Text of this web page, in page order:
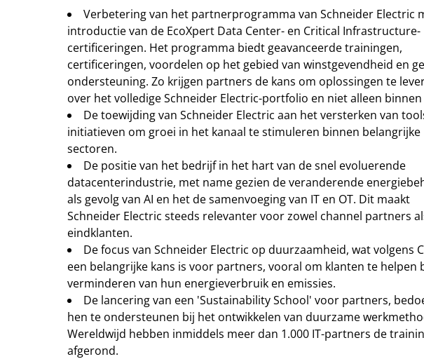
Verbetering van het partnerprogramma van Schneider Electric
introductie van de EcoXpert Data Center- en Critical Infrastructure-
certificeringen. Het programma biedt geavanceerde trainingen,
certificeringen, voordelen op het gebied van winstgevendheid en
ondersteuning. Zo krijgen partners de kans om oplossingen te
over het volledige Schneider Electric-portfolio en niet alleen binnen
De toewijding van Schneider Electric aan het versterken van
initiatieven om groei in het kanaal te stimuleren binnen belangrijke
sectoren.
De positie van het bedrijf in het hart van de snel evoluerende
datacenterindustrie, met name gezien de veranderende
als gevolg van AI en het de samenvoeging van IT en OT. Dit maakt
Schneider Electric steeds relevanter voor zowel channel partners
eindklanten.
De focus van Schneider Electric op duurzaamheid, wat volgens
een belangrijke kans is voor partners, vooral om klanten te helpen
verminderen van hun energieverbruik en emissies.
De lancering van een 'Sustainability School' voor partners,
hen te ondersteunen bij het ontwikkelen van duurzame
Wereldwijd hebben inmiddels meer dan 1.000 IT-partners de
afgerond.